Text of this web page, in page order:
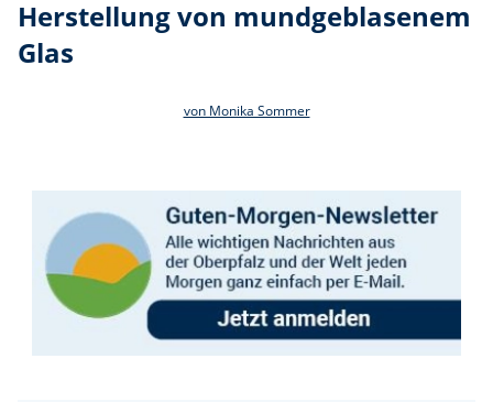
Herstellung von mundgeblasenem
Glas
von Monika Sommer